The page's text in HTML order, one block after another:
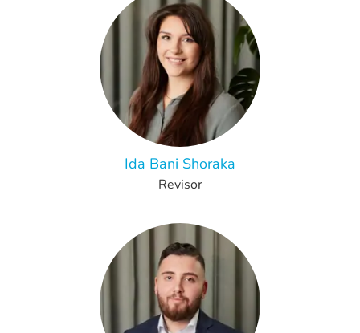
Ida Bani Shoraka
Revisor